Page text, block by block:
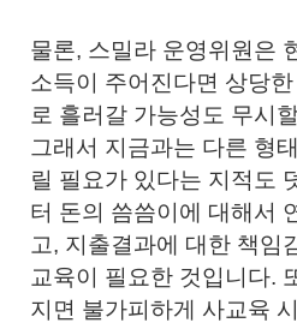
물론, 스밀라 운영위원은
소득이 주어진다면 상당
로 흘러갈 가능성도 무시
그래서 지금과는 다른 형
릴 필요가 있다는 지적도
터 돈의 씀씀이에 대해서
고, 지출결과에 대한 책임
교육이 필요한 것입니다.
지면 불가피하게 사교육